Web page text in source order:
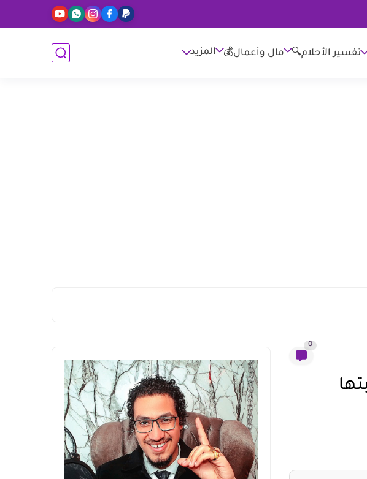
تفسير الأحلام🔍 مال وأعمال💰 المزيد
0